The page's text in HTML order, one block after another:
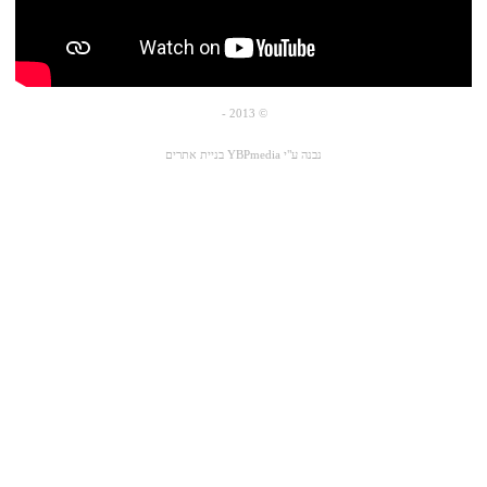
בניית אתרים